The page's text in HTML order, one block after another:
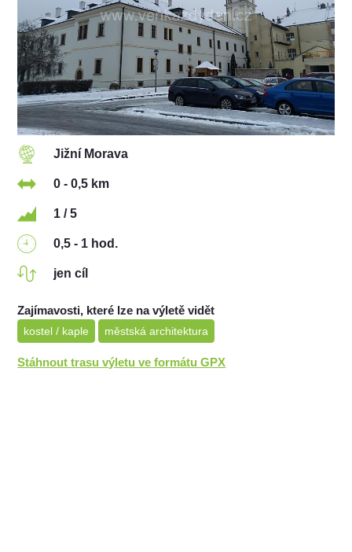
Jižní Morava
0 - 0,5 km
1 / 5
0,5 - 1 hod.
jen cíl
Zajímavosti, které lze na výletě vidět
kostel / kaple městská architektura
Stáhnout trasu výletu ve formátu GPX